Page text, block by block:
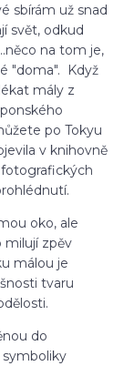
sbírám už snad
svět, odkud
na tom je,
"doma". Když
mály z
po Tokyu
v knihovně
oko, ale
milují zpěv
málou je
tvaru
do